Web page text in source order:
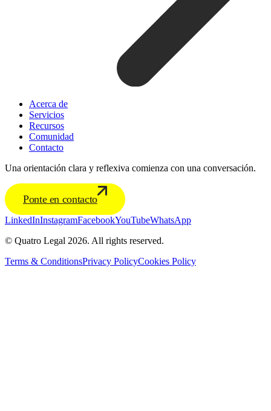
Acerca de
Servicios
Recursos
Comunidad
Contacto
Una orientación clara y reflexiva comienza con una conversación.
Ponte en contacto
LinkedInInstagramFacebookYouTubeWhatsApp
© Quatro Legal 2026. All rights reserved.
Terms & ConditionsPrivacy PolicyCookies Policy